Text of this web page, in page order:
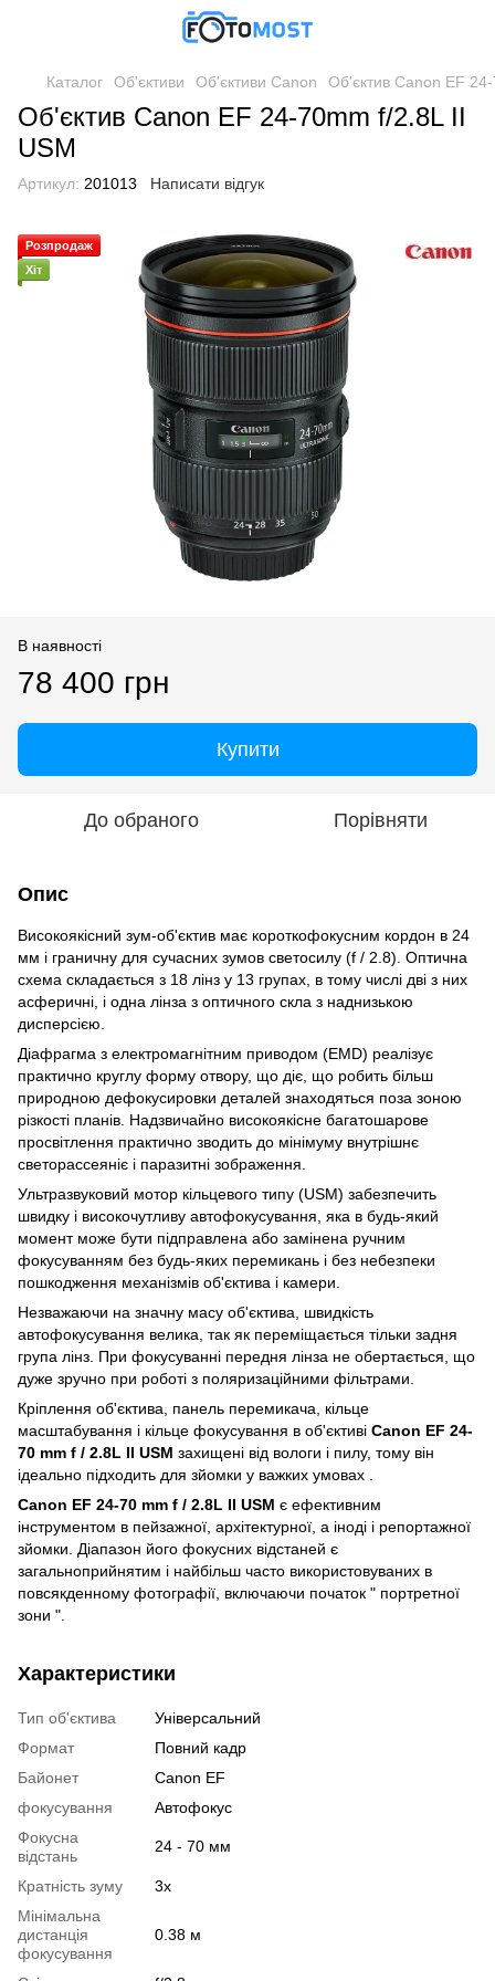
Каталог Об'єктиви Об'єктиви Canon Об'єктив Canon EF
Об'єктив Canon EF 24-70mm f/2.8L II
USM
Артикул: 201013 Написати відгук
Розпродаж
Хіт
В наявності
78 400 грн
Купити
До обраного Порівняти
Опис
Високоякісний зум-об'єктив має короткофокусним кордон в 24
мм і граничну для сучасних зумов светосилу (f / 2.8). Оптична
схема складається з 18 лінз у 13 групах, в тому числі дві з них
асферичні, і одна лінза з оптичного скла з наднизькою
дисперсією.
Діафрагма з електромагнітним приводом (EMD) реалізує
практично круглу форму отвору, що діє, що робить більш
природною дефокусировки деталей знаходяться поза зоною
різкості планів. Надзвичайно високоякісне багатошарове
просвітлення практично зводить до мінімуму внутрішнє
светорассеяніє і паразитні зображення.
Ультразвуковий мотор кільцевого типу (USM) забезпечить
швидку і високочутливу автофокусування, яка в будь-який
момент може бути підправлена ​​або замінена ручним
фокусуванням без будь-яких перемикань і без небезпеки
пошкодження механізмів об'єктива і камери.
Незважаючи на значну масу об'єктива, швидкість
автофокусування велика, так як переміщається тільки задня
група лінз. При фокусуванні передня лінза не обертається, що
дуже зручно при роботі з поляризаційними фільтрами.
Кріплення об'єктива, панель перемикача, кільце
масштабування і кільце фокусування в об'єктиві Canon EF 24-
70 mm f / 2.8L II USM захищені від вологи і пилу, тому він
ідеально підходить для зйомки у важких умовах .
Canon EF 24-70 mm f / 2.8L II USM є ефективним
інструментом в пейзажної, архітектурної, а іноді і репортажної
зйомки. Діапазон його фокусних відстаней є
загальноприйнятим і найбільш часто використовуваних в
повсякденному фотографії, включаючи початок " портретної
зони ".
Характеристики
Тип об'єктива
Універсальний
Формат
Повний кадр
Байонет
Canon EF
фокусування
Автофокус
Фокусна
відстань
24 - 70 мм
Кратність зуму
3x
Мінімальна
дистанція
фокусування
0.38 м